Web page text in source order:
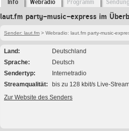
Info Webradio Programm
laut.fm party-music-express im
Sender: laut.fm > Webradio: laut.fm party-music-
Land
Deutschland
Sprache
Deutsch
Sendertyp
Internetradio
Streamqualität
bis zu 128 kbit/s Live-
Zur Website des Senders